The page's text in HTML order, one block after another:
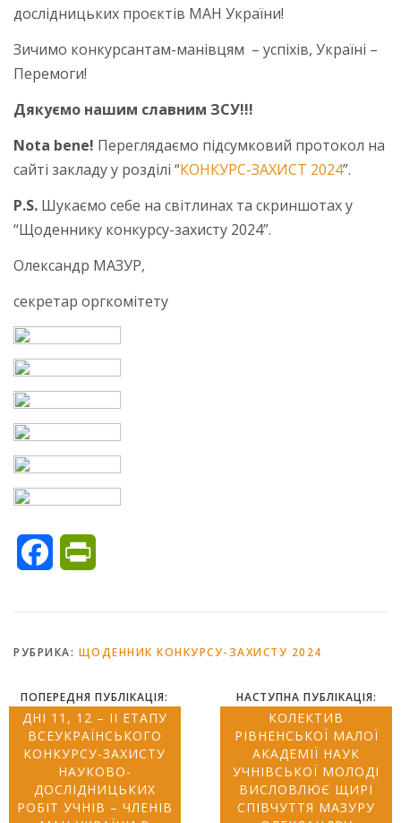
дослідницьких проєктів МАН України!
Зичимо конкурсантам-манівцям – успіхів, Україні –
Перемоги!
Дякуємо нашим славним ЗСУ!!!
Nota bene! Переглядаємо підсумковий протокол на
сайті закладу у розділі “КОНКУРС-ЗАХИСТ 2024”.
P.S. Шукаємо себе на світлинах та скриншотах у
“Щоденнику конкурсу-захисту 2024”.
Олександр МАЗУР,
секретар оргкомітету
Facebook
РУБРИКА: ЩОДЕННИК КОНКУРСУ-ЗАХИСТУ 2024
ПОПЕРЕДНЯ ПУБЛІКАЦІЯ:
ДНІ 11, 12 – ІІ ЕТАПУ
ВСЕУКРАЇНСЬКОГО
КОНКУРСУ-ЗАХИСТУ
НАУКОВО-
ДОСЛІДНИЦЬКИХ
РОБІТ УЧНІВ – ЧЛЕНІВ
НАСТУПНА ПУБЛІКАЦІЯ:
КОЛЕКТИВ
РІВНЕНСЬКОЇ МАЛОЇ
АКАДЕМІЇ НАУК
УЧНІВСЬКОЇ МОЛОДІ
ВИСЛОВЛЮЄ ЩИРІ
СПІВЧУТТЯ МАЗУРУ